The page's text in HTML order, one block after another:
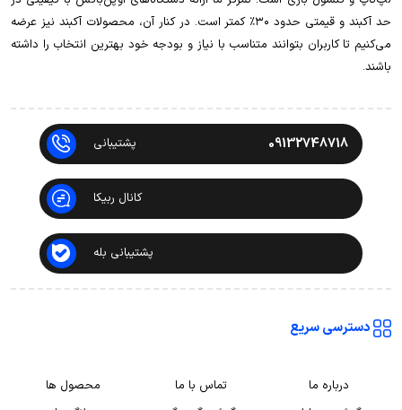
حد آکبند و قیمتی حدود ۳۰٪ کمتر است. در کنار آن، محصولات آکبند نیز عرضه
می‌کنیم تا کاربران بتوانند متناسب با نیاز و بودجه خود بهترین انتخاب را داشته
باشند.
09132748718 پشتیبانی
کانال ربیکا
پشتیبانی بله
دسترسی سریع
درباره ما تماس با ما
محصول ها